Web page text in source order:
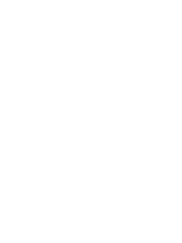
문제없어 보이지만, 수학적 엄밀
유리